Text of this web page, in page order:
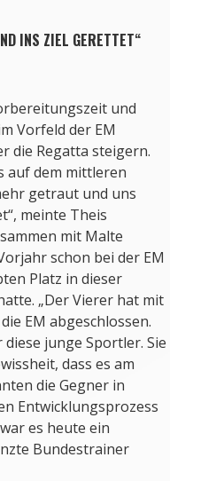
INS ZIEL GERETTET“
und
Vorfeld der EM
die Regatta steigern.
auf dem mittleren
getraut und uns
meinte Theis
mit Malte
schon bei der EM
Platz in dieser
„Der Vierer hat mit
EM abgeschlossen.
junge Sportler. Sie
dass es am
die Gegner in
Entwicklungsprozess
es heute ein
Bundestrainer